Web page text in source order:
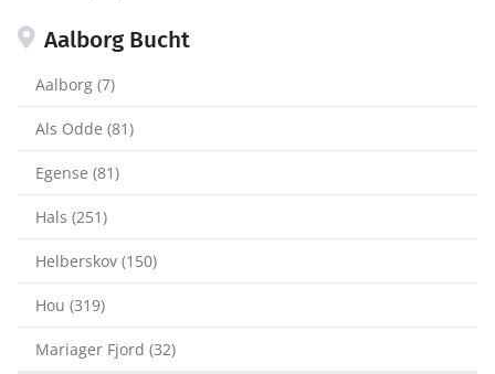
Aalborg Bucht
Aalborg (7)
Als Odde (81)
Egense (81)
Hals (251)
Helberskov (150)
Hou (319)
Mariager Fjord (32)